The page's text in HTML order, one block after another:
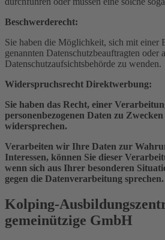
Beschwerderecht:
Sie haben die Möglichkeit, sich mit einer
genannten Datenschutz­beauftragten oder
Datenschutzaufsichtsbehörde zu wenden.
Widerspruchsrecht Direktwerbung:
Sie haben das Recht, einer
personenbezogenen Daten zu
widersprechen.
Verarbeiten wir Ihre Daten zur
Interessen, können Sie dieser
wenn sich aus Ihrer besonderen
gegen die Datenverarbeitung sprechen.
Kolping-
gemeinützige GmbH